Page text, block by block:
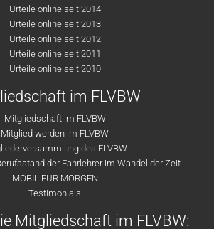
Urteile online seit 2014
Urteile online seit 2013
Urteile online seit 2012
Urteile online seit 2011
Urteile online seit 2010
im FLVBW
Mitgliedschaft im FLVBW
Mitglied werden im FLVBW
des FLVBW
der Fahrlehrer im Wandel der Zeit
MOBIL FÜR MORGEN
Testimonials
Mitgliedschaft im FLVBW: